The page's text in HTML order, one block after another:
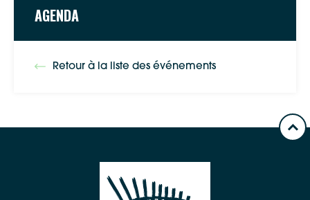
AGENDA
Retour à la liste des événements